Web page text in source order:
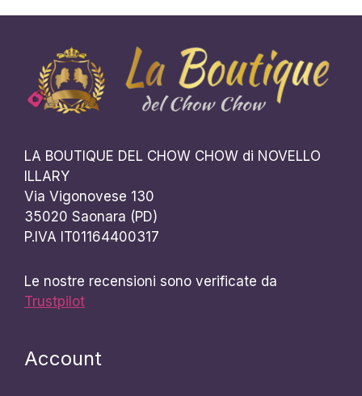
LA BOUTIQUE DEL CHOW CHOW di NOVELLO
ILLARY
Via Vigonovese 130
35020 Saonara (PD)
P.IVA IT01164400317
Le nostre recensioni sono verificate da
Trustpilot
Account